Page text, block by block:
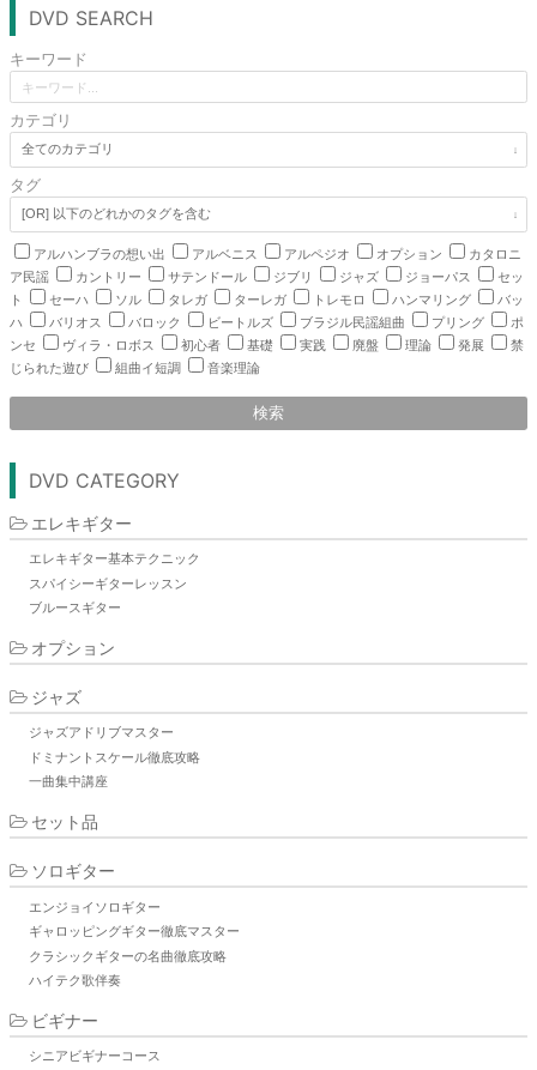
DVD SEARCH
キーワード
カテゴリ
タグ
アルハンブラの想い出 アルベニス アルペジオ オプション
カタロニ
ア民謡
カントリー サテンドール ジブリ ジャズ ジョーパス
セッ
ト
セーハ ソル タレガ ターレガ トレモロ ハンマリング
バッ
ハ
バリオス バロック ビートルズ ブラジル民謡組曲 プリング
ポ
ンセ
ヴィラ・ロボス 初心者 基礎 実践 廃盤 理論 発展
禁
じられた遊び
組曲イ短調 音楽理論
検索
DVD CATEGORY
エレキギター
エレキギター基本テクニック
スパイシーギターレッスン
ブルースギター
オプション
ジャズ
ジャズアドリブマスター
ドミナントスケール徹底攻略
一曲集中講座
セット品
ソロギター
エンジョイソロギター
ギャロッピングギター徹底マスター
クラシックギターの名曲徹底攻略
ハイテク歌伴奏
ビギナー
シニアビギナーコース